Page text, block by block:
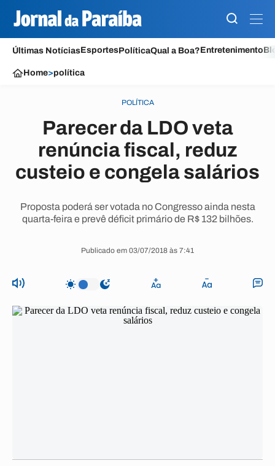
Últimas NotíciasEsportesPolíticaQual a Boa?Entretenimento
Home>política
POLÍTICA
Parecer da LDO veta
renúncia fiscal, reduz
custeio e congela salários
Proposta poderá ser votada no Congresso ainda nesta
quarta-feira e prevê déficit primário de R$ 132 bilhões.
Publicado em 03/07/2018 às 7:41